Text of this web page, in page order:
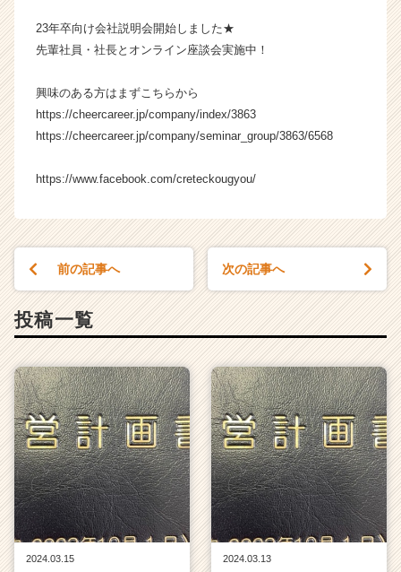
ム
ラ
|
ベ
ン
ャ
企
か
ウ
ト
が
届
く
就
活
サ
イ
ト
23年卒向け会社説明会開始しました★
先輩社員・社長とオンライン座談会実施中！
興味のある方はまずこちらから
https://cheercareer.jp/company/index/3863
https://cheercareer.jp/company/seminar_group/3863/6568
https://www.facebook.com/creteckougyou/
前の記事へ 次の記事へ
投稿一覧
2024.03.15
2024.03.13